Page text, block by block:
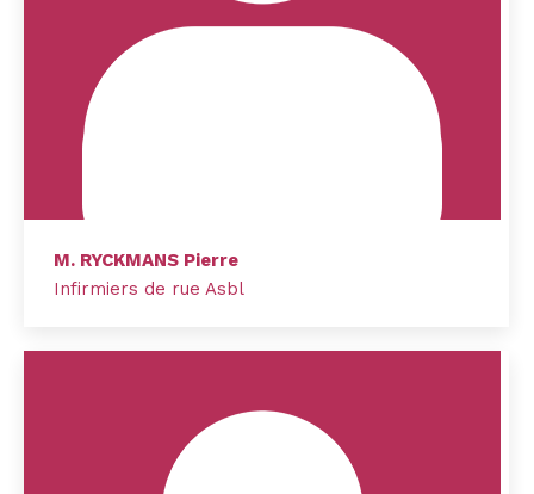
M. RYCKMANS Pierre
Infirmiers de rue Asbl